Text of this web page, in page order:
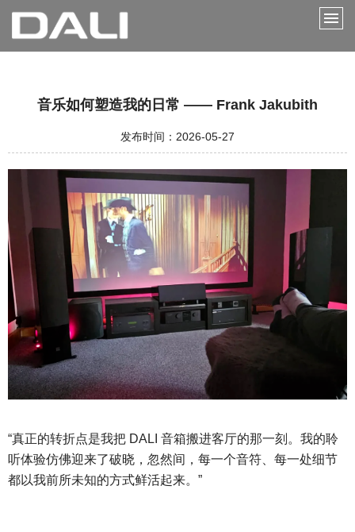
音乐如何塑造我的日常 —— Frank Jakubith
发布时间：2026-05-27
“真正的转折点是我把 DALI 音箱搬进客厅的那一刻。我的聆
听体验仿佛迎来了破晓，忽然间，每一个音符、每一处细节
都以我前所未知的方式鲜活起来。”